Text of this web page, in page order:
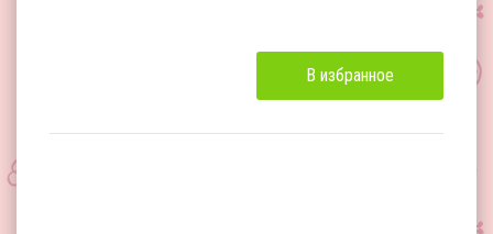
В избранное